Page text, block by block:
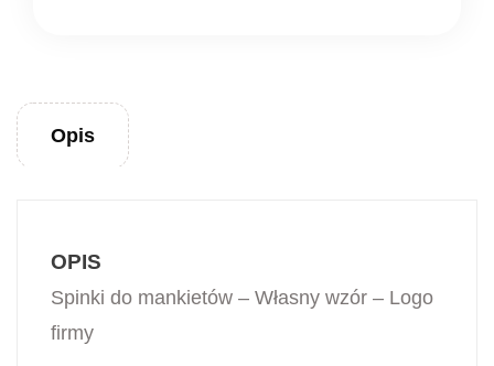
Opis
OPIS
Spinki do mankietów – Własny wzór – Logo
firmy